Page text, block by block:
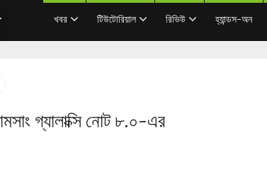
খবর টিউটোরিয়াল রিভিউ হ্যান্ডস-অন
গ্যালাক্সি নোট ৮.০-এর